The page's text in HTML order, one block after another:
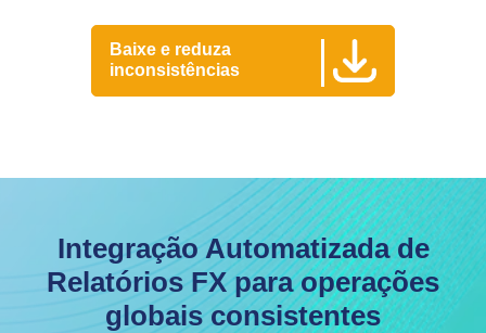
Baixe e reduza
inconsistências
Integração Automatizada de
Relatórios FX para operações
globais consistentes